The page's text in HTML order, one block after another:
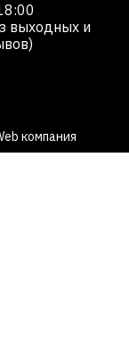
выходных и
компания